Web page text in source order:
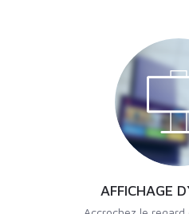
AFFICHAGE